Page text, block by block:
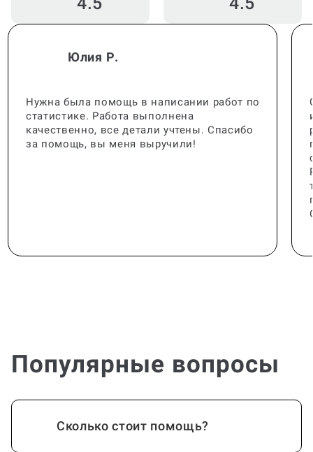
Юлия Р.
Нужна была помощь в написании работ по
статистике. Работа выполнена
качественно, все детали учтены. Спасибо
за помощь, вы меня выручили!
Популярные вопросы
Сколько стоит помощь?